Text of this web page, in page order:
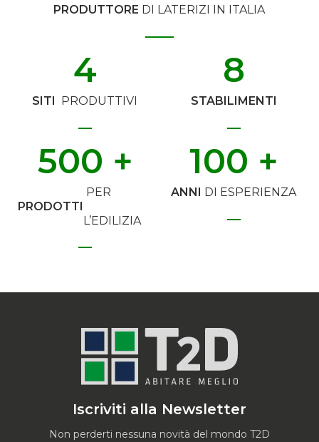
PRODUTTORE DI LATERIZI IN ITALIA
SITI PRODUTTIVI
4
STABILIMENTI
8
PRODOTTI
PER
L’EDILIZIA
500 +
ANNI DI ESPERIENZA
100 +
Iscriviti alla Newsletter
Non perderti nessuna novità del mondo T2D